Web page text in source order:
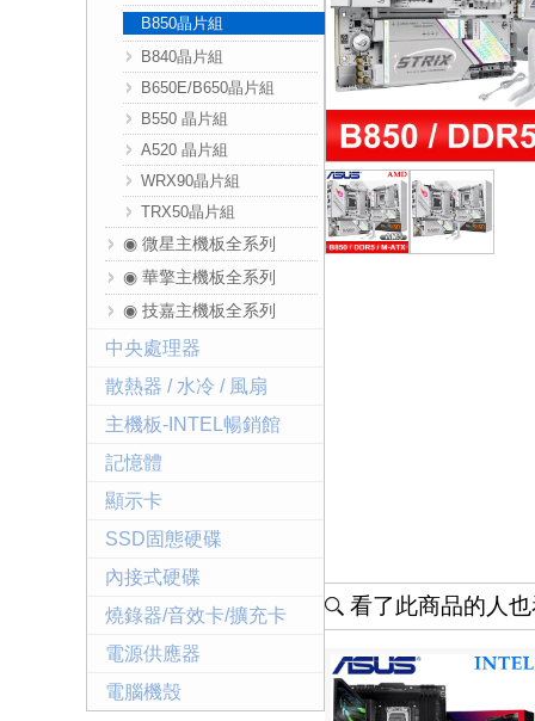
看了此商品的人
B850晶片組
B840晶片組
B650E/B650晶片組
B550 晶片組
A520 晶片組
WRX90晶片組
TRX50晶片組
◉ 微星主機板全系列
◉ 華擎主機板全系列
◉ 技嘉主機板全系列
中央處理器
散熱器 / 水冷 / 風扇
主機板-INTEL暢銷館
記憶體
顯示卡
SSD固態硬碟
內接式硬碟
燒錄器/音效卡/擴充卡
電源供應器
電腦機殼